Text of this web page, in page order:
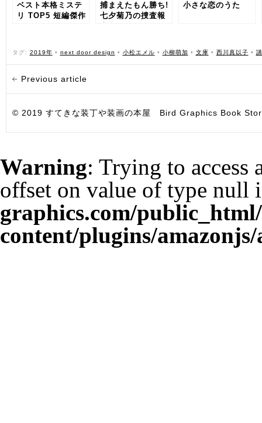
ベスト本格ミステ
リ TOP5 短編傑作
捕まえたもん勝ち!
七夕菊乃の捜査報
小さな恋のうた
タグ: 2019年 • next door design • 小松エメル • 小柳萌加 • 文庫 • 西川真以子 •
Previous article
© 2019 すてきな装丁や装画の本屋 Bird Graphics Book
Warning: Trying to access
offset on value of type null
graphics.com/
content/plugins/